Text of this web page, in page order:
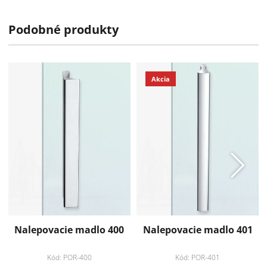
Technické informácie
Záruka: 2 roky Pridať k obľúbeným
Podobné produkty
Nalepovacie madlo 400
Kód: POR-400
Akcia
Nalepovacie madlo 401
Kód: POR-401